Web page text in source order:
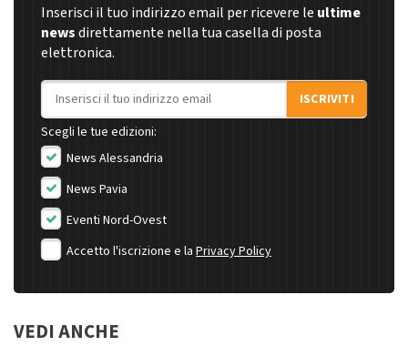
Inserisci il tuo indirizzo email per ricevere le ultime
newsdirettamente nella tua casella di posta
elettronica.
Indirizzo email
ISCRIVITI
Scegli le tue edizioni:
News Alessandria
News Pavia
Eventi Nord-Ovest
Accetto l'iscrizione e la Privacy Policy
VEDI ANCHE